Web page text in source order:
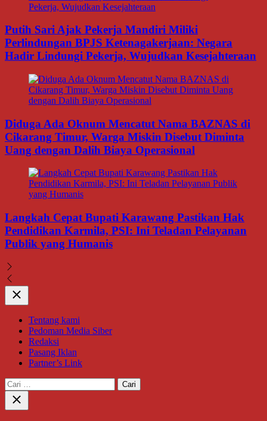
Putih Sari Ajak Pekerja Mandiri Miliki
Perlindungan BPJS Ketenagakerjaan: Negara
Hadir Lindungi Pekerja, Wujudkan Kesejahteraan
Diduga Ada Oknum Mencatut Nama BAZNAS di
Cikarang Timur, Warga Miskin Disebut Diminta
Uang dengan Dalih Biaya Operasional
Langkah Cepat Bupati Karawang Pastikan Hak
Pendidikan Karmila, PSI: Ini Teladan Pelayanan
Publik yang Humanis
Close
Tentang kami
Pedoman Media Siber
Redaksi
Pasang Iklan
Partner’s Link
Cari
untuk:
Close
search